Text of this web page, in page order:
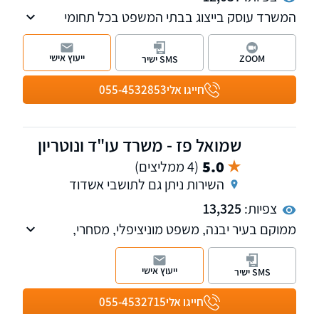
המשרד עוסק בייצוג בבתי המשפט בכל תחומי
המשפט האזרחי, נזיקין, מסחרי, ייפוי כוח מתמשך,
סכסוכי שכנים ופינוי מושכר, ייעוץ וליווי מקצועי לכל
אורך ההליך המשפטי
חייגו אלי055-4532853
ZOOM SMS ישיר ייעוץ אישי
שמואל פז - משרד עו"ד ונוטריון
5.0 (4 ממליצים)
השירות ניתן גם לתושבי אשדוד
צפיות:13,325
ממוקם בעיר יבנה, משפט מוניציפלי, מסחרי,
מקרקעין, משפט מסחרי, דיני משפחה, נוטריון.
חייגו אלי055-4532715
SMS ישיר ייעוץ אישי